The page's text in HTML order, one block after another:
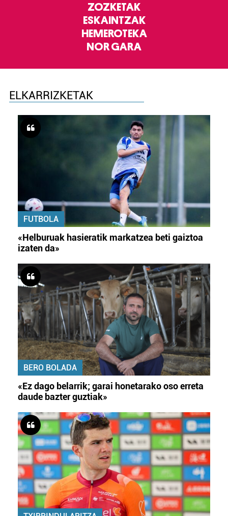
ZOZKETAK
ESKAINTZAK
HEMEROTEKA
NOR GARA
ELKARRIZKETAK
FUTBOLA
«Helburuak hasieratik markatzea beti gaiztoa
izaten da»
BERO BOLADA
«Ez dago belarrik; garai honetarako oso erreta
daude bazter guztiak»